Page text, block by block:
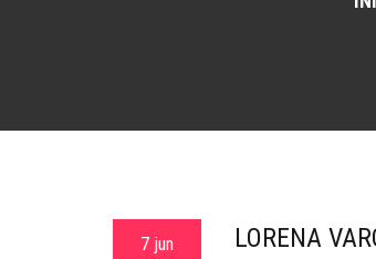
7 jun
LORENA